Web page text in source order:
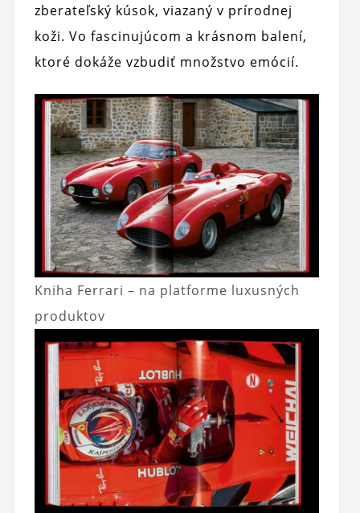
zberateľský kúsok, viazaný v prírodnej
koži. Vo fascinujúcom a krásnom balení,
ktoré dokáže vzbudiť množstvo emócií.
Kniha Ferrari – na platforme luxusných
produktov